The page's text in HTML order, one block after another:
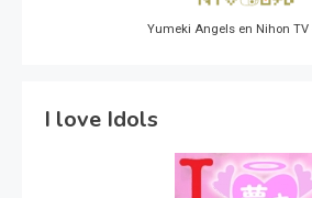
Yumeki Angels en Nihon TV
I love Idols